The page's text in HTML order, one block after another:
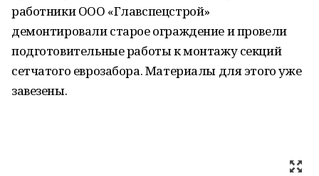
работники ООО «Главспецстрой»
демонтировали старое ограждение и провели
подготовительные работы к монтажу секций
сетчатого еврозабора. Материалы для этого уже
завезены.